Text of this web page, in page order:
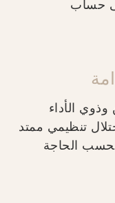
حساب
وذوي الأداء
تنظيمي ممتد
الحاجة